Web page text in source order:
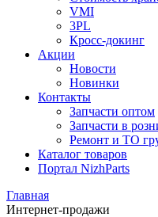
VMI
3PL
Кросс-докинг
Акции
Новости
Новинки
Контакты
Запчасти оптом
Запчасти в
Ремонт и ТО
Каталог товаров
Портал NizhParts
Главная
Интернет-продажи